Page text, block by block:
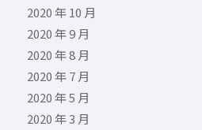
2020 年 10 月
2020 年 9 月
2020 年 8 月
2020 年 7 月
2020 年 5 月
2020 年 3 月